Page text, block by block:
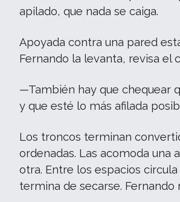
apilado, que nada se caiga.
Apoyada contra una pared
Fernando la levanta, revisa el
—También hay que chequear
y que esté lo más afilada
Los troncos terminan
ordenadas. Las acomoda una
otra. Entre los espacios circula
termina de secarse. Fernando